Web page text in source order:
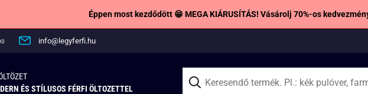
Éppen most kezdődött 😁 MEGA KIÁRUSÍTÁS! Vásárolj 70%-os
info@legyferfi.hu
ÉS STÍLUSOS FÉRFI ÖLTOZETTEL